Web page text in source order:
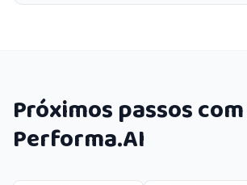
Próximos passos
Performa.AI